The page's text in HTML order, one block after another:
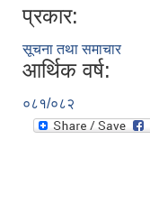
प्रकार:
सूचना तथा समाचार
आर्थिक वर्ष:
०८१/०८२